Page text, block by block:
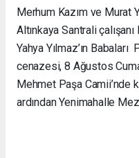
Merhum Kazım ve Murat
Altınkaya Santrali
Yahya Yılmaz’ın Babaları
cenazesi, 8 Ağustos
Mehmet Paşa Camii’nde
ardından Yenimahalle